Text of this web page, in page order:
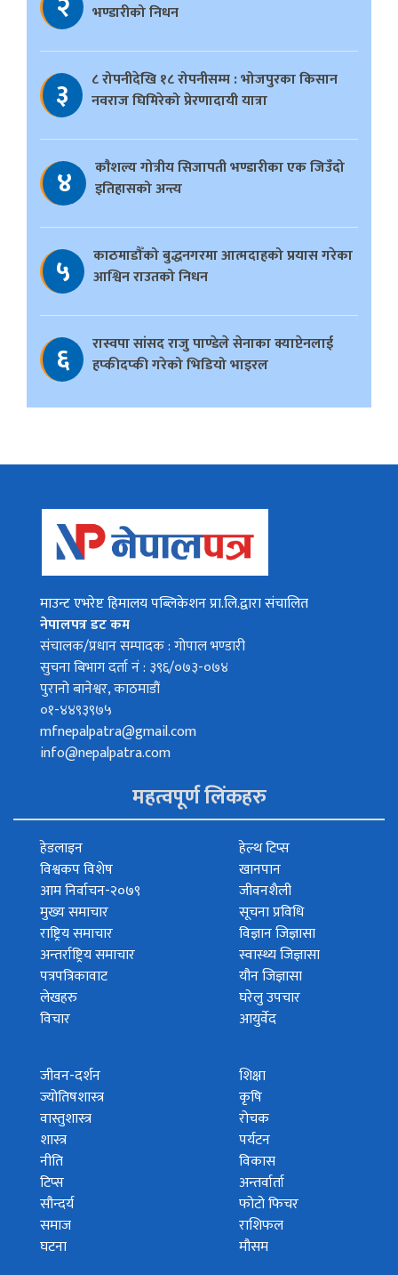
भण्डारीको निधन
३
८ रोपनीदेखि १८ रोपनीसम्म : भोजपुरका किसान
नवराज घिमिरेको प्रेरणादायी यात्रा
४
काैशल्य गोत्रीय सिजापती भण्डारीका एक जिउँदो
इतिहासको अन्त्य
५
काठमाडौँको बुद्धनगरमा आत्मदाहको प्रयास गरेका
आश्विन राउतको निधन
६
रास्वपा सांसद राजु पाण्डेले सेनाका क्याप्टेनलाई
हप्कीदप्की गरेको भिडियो भाइरल
माउन्ट एभरेष्ट हिमालय पब्लिकेशन प्रा.लि.द्वारा संचालित
नेपालपत्र डट कम
संचालक/प्रधान सम्पादक : गोपाल भण्डारी
सुचना बिभाग दर्ता नं : ३९६/०७३-०७४
पुरानो बानेश्वर, काठमाडौं
०१-४४९३९७५
mfnepalpatra@gmail.com
info@nepalpatra.com
महत्वपूर्ण लिंकहरु
हेडलाइन
विश्वकप विशेष
आम निर्वाचन-२०७९
मुख्य समाचार
राष्ट्रिय समाचार
अन्तर्राष्ट्रिय समाचार
पत्रपत्रिकावाट
लेखहरु
विचार
हेल्थ टिप्स
खानपान
जीवनशैली
सूचना प्रविधि
विज्ञान जिज्ञासा
स्वास्थ्य जिज्ञासा
यौन जिज्ञासा
घरेलु उपचार
आयुर्वेद
जीवन-दर्शन
ज्योतिषशास्त्र
वास्तुशास्त्र
शास्त्र
नीति
टिप्स
सौन्दर्य
समाज
घटना
शिक्षा
कृषि
रोचक
पर्यटन
विकास
अन्तर्वार्ता
फोटो फिचर
राशिफल
मौसम